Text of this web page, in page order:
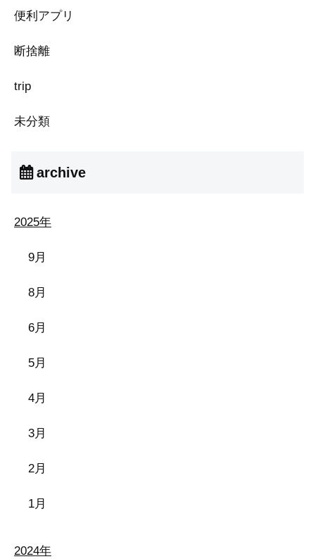
便利アプリ
断捨離
trip
未分類
archive
2025年
9月
8月
6月
5月
4月
3月
2月
1月
2024年